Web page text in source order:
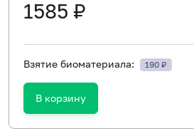
1585 ₽
Взятие биоматериала: 190 ₽
В корзину